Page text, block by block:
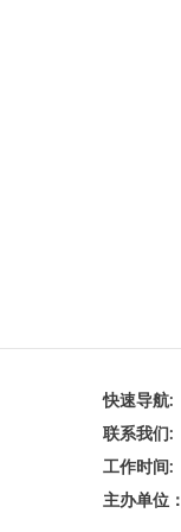
快速导航:
联系我们:
工作时间:
主办单位：